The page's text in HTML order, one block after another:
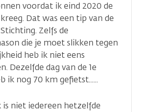
voordat ik eind 2020 de
Dat was een tip van de
Zelfs de
die je moet slikken tegen
heb ik niet eens
Dezelfde dag van de 1e
ik nog 70 km gefietst......
niet iedereen hetzelfde